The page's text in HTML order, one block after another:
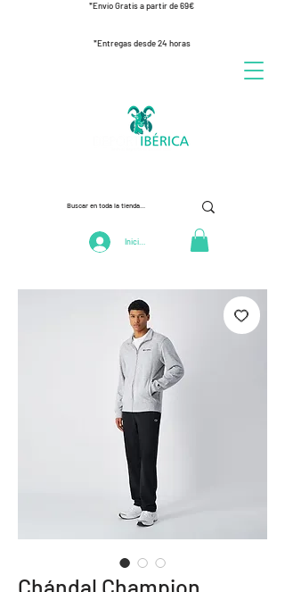
*Envío Gratis a partir de 69€
*Entregas desde 24 horas
Iniciar Sesión